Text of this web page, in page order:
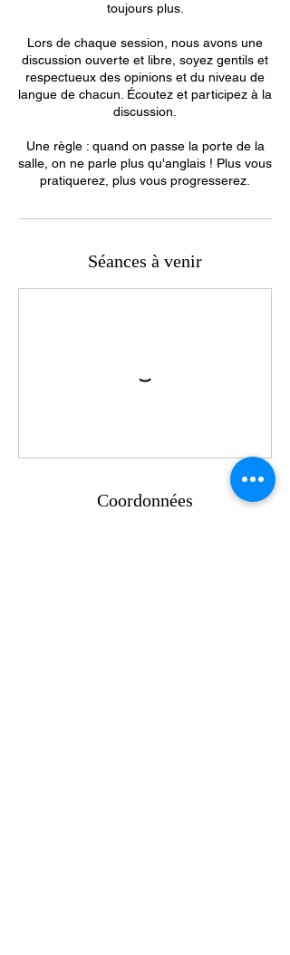
toujours plus.
Lors de chaque session, nous avons une
discussion ouverte et libre, soyez gentils et
respectueux des opinions et du niveau de
langue de chacun. Écoutez et participez à la
discussion.
Une règle : quand on passe la porte de la
salle, on ne parle plus qu'anglais ! Plus vous
pratiquerez, plus vous progresserez.
Séances à venir
Coordonnées